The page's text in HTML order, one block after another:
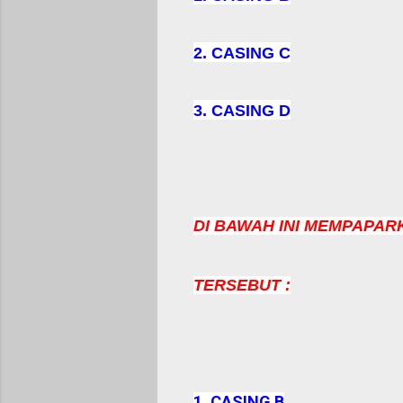
2. CASING C
3. CASING D
DI BAWAH INI
TERSEBUT :